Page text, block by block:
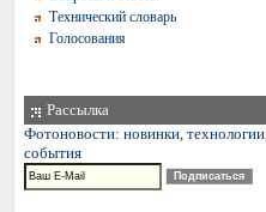
Технический словарь
Голосования
Рассылка
Фотоновости: новинки, технологии,
события